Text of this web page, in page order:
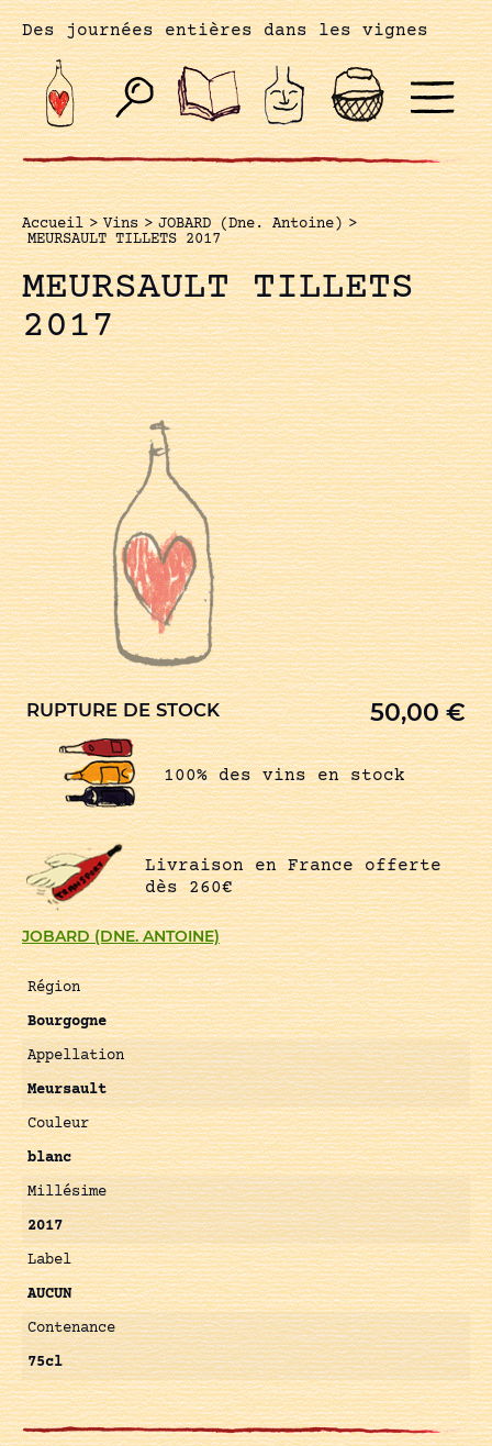
Des journées entières dans les vignes
Accueil > Vins > JOBARD (Dne. Antoine) >
MEURSAULT TILLETS 2017
MEURSAULT TILLETS
2017
JOBARD (DNE. ANTOINE)
Région
Bourgogne
Appellation
Meursault
Couleur
blanc
Millésime
2017
Label
AUCUN
Contenance
75cl
RUPTURE DE STOCK 50,00€
100% des vins en stock
Livraison en France offerte
dès 260€